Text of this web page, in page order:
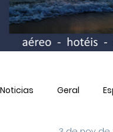
Noticias Geral